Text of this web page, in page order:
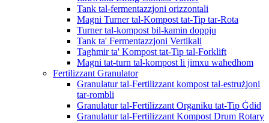
Tank tal-fermentazzjoni orizzontali
Magni Turner tal-Kompost tat-Tip tar-Rota
Turner tal-kompost bil-kamin doppju
Tank ta' Fermentazzjoni Vertikali
Tagħmir ta' Kompost tat-Tip tal-Forklift
Magni tat-turn tal-kompost li jimxu waħedhom
Fertilizzant Granulator
Granulatur tal-Fertilizzant kompost tal-estrużjoni
tar-rombli
Granulatur tal-Fertilizzant Organiku tat-Tip Ġdid
Granulatur tal-Fertilizzant Kompost Drum Rotary